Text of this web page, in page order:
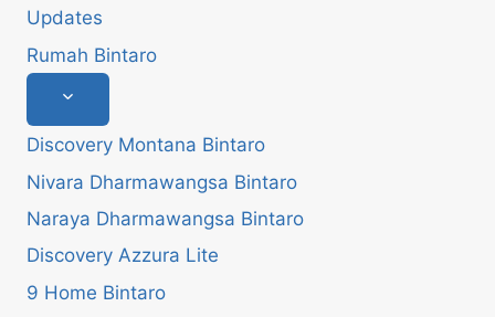
Updates
Rumah Bintaro
Toggle
menu
Discovery Montana Bintaro
Nivara Dharmawangsa Bintaro
Naraya Dharmawangsa Bintaro
Discovery Azzura Lite
9 Home Bintaro